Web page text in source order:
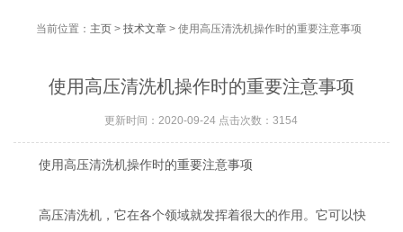
当前位置： 主页 >技术文章 > 使用高压清洗机操作时的重要注意事项
使用高压清洗机操作时的重要注意事项
更新时间：2020-09-24 点击次数：3154
使用高压清洗机操作时的重要注意事项
高压清洗机，它在各个领域就发挥着很大的作用。它可以快